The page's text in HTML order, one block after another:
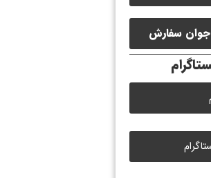
سروش
سفارش
جوان